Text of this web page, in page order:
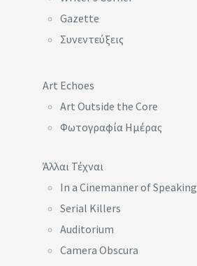
Gazette
Συνεντεύξεις
Art Echoes
Art Outside the Core
Φωτογραφία Ημέρας
Άλλαι Τέχναι
In a Cinemanner of Speaking
Serial Killers
Auditorium
Camera Obscura